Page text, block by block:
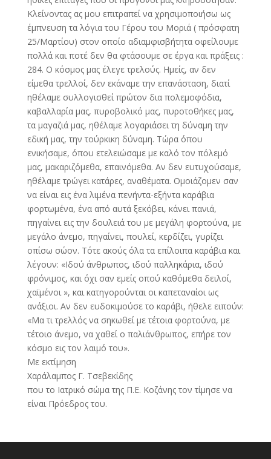
Κλείνοντας ας μου επιτραπεί να χρησιμοποιήσω ως
έμπνευση τα λόγια του Γέρου του Μοριά ( πρόσφατη
25/Μαρτίου) στον οποίο αδιαμφισβήτητα οφείλουμε
πολλά και ποτέ δεν θα φτάσουμε σε έργα και πράξεις :
284. Ο κόσμος μας έλεγε τρελούς. Ημείς, αν δεν
είμεθα τρελλοί, δεν εκάναμε την επανάσταση, διατί
ηθέλαμε συλλογισθεί πρώτον δια πολεμοφόδια,
καβαλλαρία μας, πυροβολικό μας, πυροτοθήκες μας,
τα μαγαζιά μας, ηθέλαμε λογαριάσει τη δύναμη την
εδική μας, την τούρκικη δύναμη. Τώρα όπου
ενικήσαμε, όπου ετελειώσαμε με καλό τον πόλεμό
μας, μακαριζόμεθα, επαινόμεθα. Αν δεν ευτυχούσαμε,
ηθέλαμε τρώγει κατάρες, αναθέματα. Ομοιάζομεν σαν
να είναι εις ένα λιμένα πενήντα-εξήντα καράβια
φορτωμένα, ένα από αυτά ξεκόβει, κάνει πανιά,
πηγαίνει εις την δουλειά του με μεγάλη φορτούνα, με
μεγάλο άνεμο, πηγαίνει, πουλεί, κερδίζει, γυρίζει
οπίσω σώον. Τότε ακούς όλα τα επίλοιπα καράβια και
λέγουν: «Ιδού άνθρωπος, ιδού παλληκάρια, ιδού
φρόνιμος, και όχι σαν εμείς οπού καθόμεθα δειλοί,
χαϊμένοι », και κατηγορούνται οι καπεταναίοι ως
ανάξιοι. Αν δεν ευδοκιμούσε το καράβι, ήθελε ειπούν:
«Μα τι τρελλός να σηκωθεί με τέτοια φορτούνα, με
τέτοιο άνεμο, να χαθεί ο παλιάνθρωπος, επήρε τον
κόσμο εις τον λαιμό του».
Με εκτίμηση
Χαράλαμπος Γ. Τσεβεκίδης
που το Ιατρικό σώμα της Π.Ε. Κοζάνης τον τίμησε να
είναι Πρόεδρος του.